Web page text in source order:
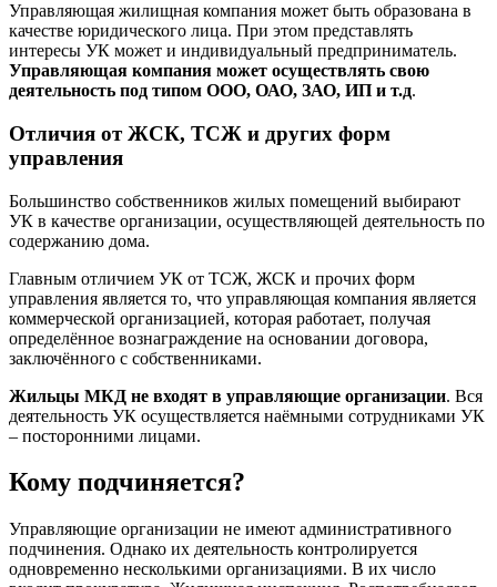
Управляющая жилищная компания может быть образована в
качестве юридического лица. При этом представлять
интересы УК может и индивидуальный предприниматель.
Управляющая компания может осуществлять свою
деятельность под типом ООО, ОАО, ЗАО, ИП и т.д.
Отличия от ЖСК, ТСЖ и других форм
управления
Большинство собственников жилых помещений выбирают
УК в качестве организации, осуществляющей деятельность по
содержанию дома.
Главным отличием УК от ТСЖ, ЖСК и прочих форм
управления является то, что управляющая компания является
коммерческой организацией, которая работает, получая
определённое вознаграждение на основании договора,
заключённого с собственниками.
Жильцы МКД не входят в управляющие организации. Вся
деятельность УК осуществляется наёмными сотрудниками УК
– посторонними лицами.
Кому подчиняется?
Управляющие организации не имеют административного
подчинения. Однако их деятельность контролируется
одновременно несколькими организациями. В их число